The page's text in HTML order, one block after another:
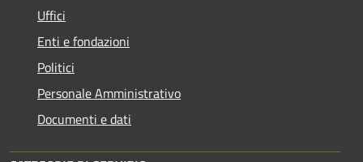
Uffici
Enti e fondazioni
Politici
Personale Amministrativo
Documenti e dati